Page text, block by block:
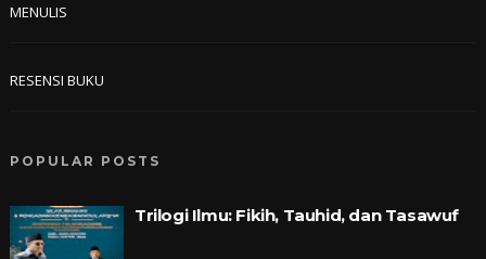
MENULIS
RESENSI BUKU
POPULAR POSTS
Trilogi Ilmu: Fikih, Tauhid, dan Tasawuf